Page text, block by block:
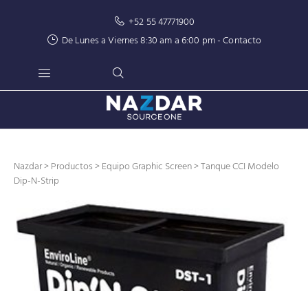
+52 55 47771900
De Lunes a Viernes 8:30 am a 6:00 pm -Contacto
Nazdar>Productos>Equipo Graphic Screen> Tanque CCI Modelo
Dip-N-Strip